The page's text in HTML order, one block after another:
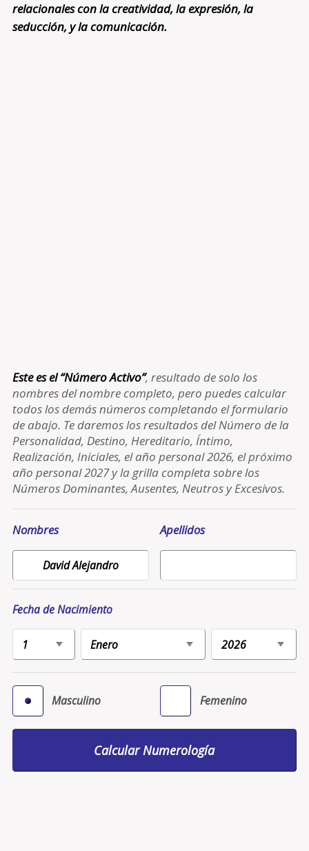
relacionales con la creatividad, la expresión, la
seducción, y la comunicación.
Este es el “Número Activo”, resultado de solo los
nombres del nombre completo, pero puedes calcular
todos los demás números completando el formulario
de abajo. Te daremos los resultados del Número de la
Personalidad, Destino, Hereditario, Íntimo,
Realización, Iniciales, el año personal 2026, el próximo
año personal 2027 y la grilla completa sobre los
Números Dominantes, Ausentes, Neutros y Excesivos.
Nombres Apellidos
Fecha de Nacimiento
Masculino Femenino